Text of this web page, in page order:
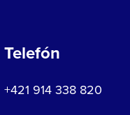
Telefón
+421 914 338 820